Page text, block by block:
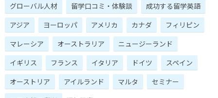
グローバル人材
留学口コミ・体験談
成功する留学英語
アジア
ヨーロッパ アメリカ カナダ
フィリピン
マレーシア
オーストラリア
ニュージーランド
イギリス
フランス イタリア ドイツ
スペイン
オーストリア
アイルランド マルタ
セミナー